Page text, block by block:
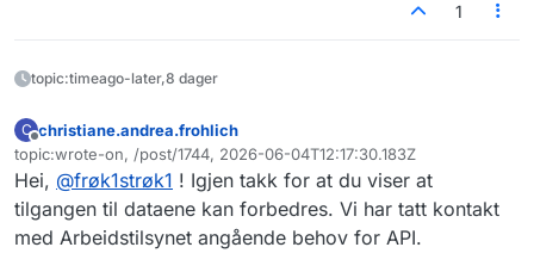
1
topic:timeago-later,8 dager
C
Frakoblet
christiane.andrea.frohlich
topic:wrote-on, /post/1744, 2026-06-04T12:17:30.183Z
Sist endret av
Hei, @frøk1strøk1 ! Igjen takk for at du viser at
tilgangen til dataene kan forbedres. Vi har tatt kontakt
med Arbeidstilsynet angående behov for API.